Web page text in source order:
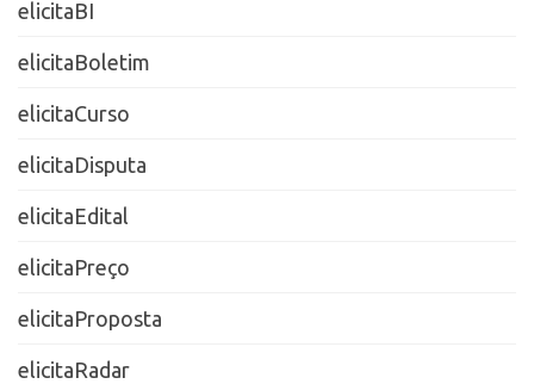
elicitaBI
elicitaBoletim
elicitaCurso
elicitaDisputa
elicitaEdital
elicitaPreço
elicitaProposta
elicitaRadar